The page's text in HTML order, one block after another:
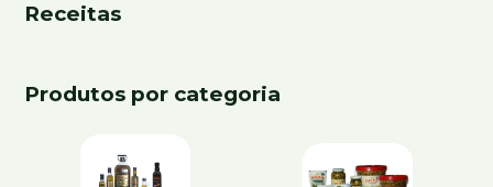
Receitas
Produtos por categoria